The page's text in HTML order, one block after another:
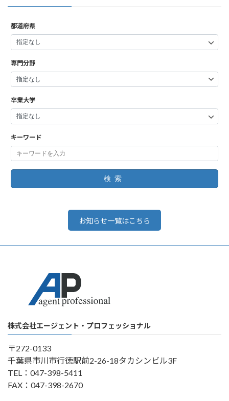
都道府県
専門分野
卒業大学
キーワード
検索
お知らせ一覧はこちら
株式会社エージェント・プロフェッショナル
〒272-0133
千葉県市川市行徳駅前2-26-18タカシンビル3F
TEL：047-398-5411
FAX：047-398-2670